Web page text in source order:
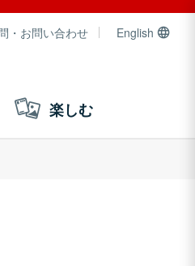
・お問い合わせ English
楽しむ